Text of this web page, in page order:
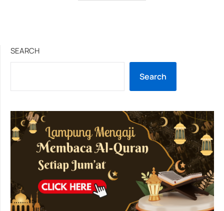
SEARCH
Search